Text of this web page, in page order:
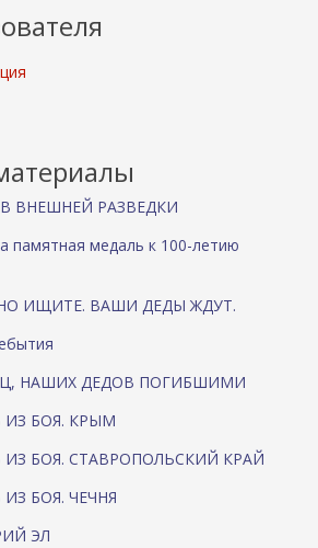
ВНЕШНЕЙ РАЗВЕДКИ
памятная медаль к 100-летию
ИЩИТЕ. ВАШИ ДЕДЫ ЖДУТ.
НАШИХ ДЕДОВ ПОГИБШИМИ
БОЯ. КРЫМ
БОЯ. СТАВРОПОЛЬСКИЙ КРАЙ
БОЯ. ЧЕЧНЯ
ЭЛ